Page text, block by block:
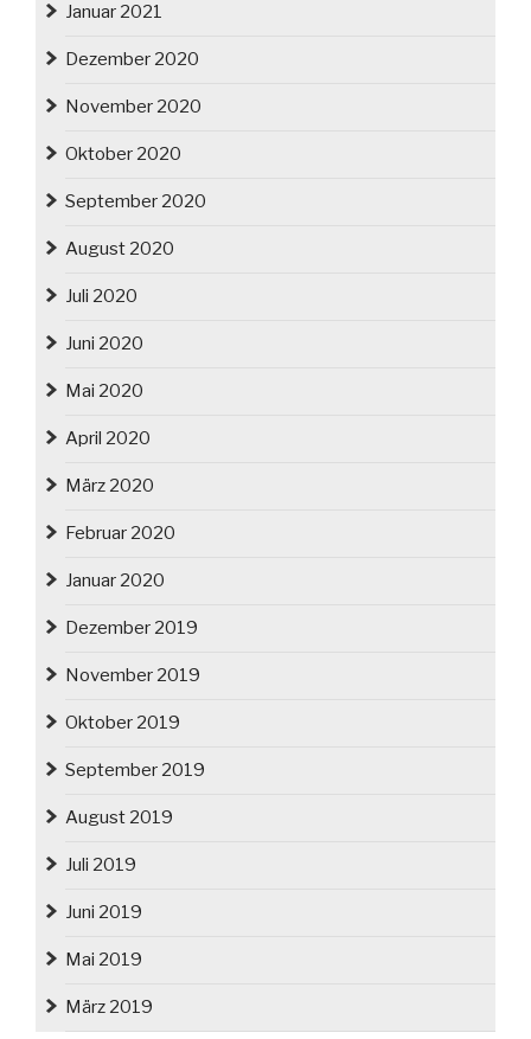
Januar 2021
Dezember 2020
November 2020
Oktober 2020
September 2020
August 2020
Juli 2020
Juni 2020
Mai 2020
April 2020
März 2020
Februar 2020
Januar 2020
Dezember 2019
November 2019
Oktober 2019
September 2019
August 2019
Juli 2019
Juni 2019
Mai 2019
März 2019